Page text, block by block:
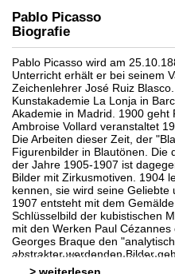
Auktion 600 - Lot 69
PABLO PICASSO
La femme au tambourin, 1939
Ergebnis:€ 670.800
Pablo Picasso
Biografie
Pablo Picasso wird am
Unterricht erhält er bei seinem
Zeichenlehrer José Ruiz
Kunstakademie La Lonja in
Akademie in Madrid. 1900 geht
Ambroise Vollard veranstaltet
Die Arbeiten dieser Zeit, der
Figurenbilder in Blautönen. Die
der Jahre 1905-1907 ist
Bilder mit Zirkusmotiven. 1904
kennen, sie wird seine Geliebte
1907 entsteht mit dem
Schlüsselbild der kubistischen
mit den Werken Paul
Georges Braque den
abstrakter werdenden Bilder
des "synthetischen Kubismus",